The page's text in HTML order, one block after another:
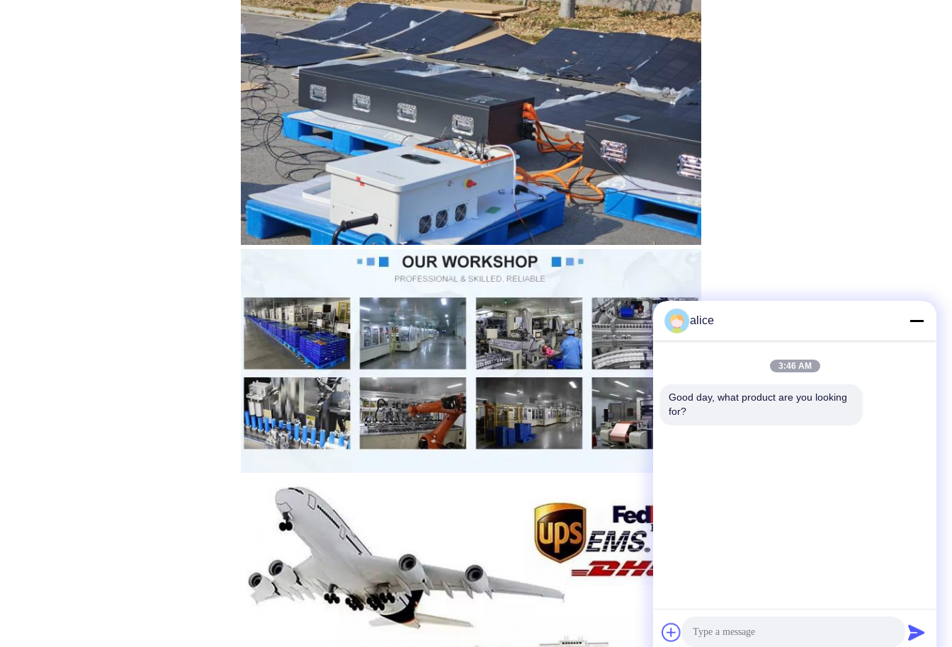
alice
3:46 AM
Good day, what product are you looking
for?